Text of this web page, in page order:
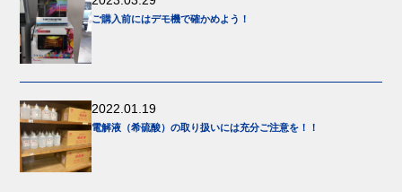
ご購入前にはデモ機で確かめよう！
2022.01.19
電解液（希硫酸）の取り扱いには充分ご注意を！！